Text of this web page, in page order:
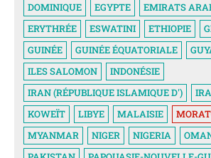
DOMINIQUE
EGYPTE
EMIRATS
ERYTHRÉE
ESWATINI ETHIOPIE
GUINÉE
GUINÉE ÉQUATORIALE
ILES SALOMON
INDONÉSIE
IRAN (RÉPUBLIQUE ISLAMIQUE D')
KOWEÏT
LIBYE MALAISIE
MYANMAR
NIGER NIGERIA